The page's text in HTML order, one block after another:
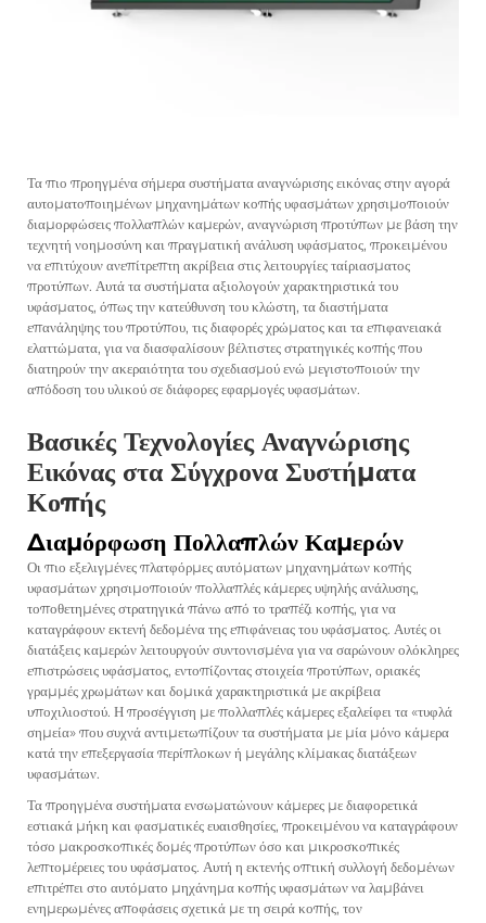
Τα πιο προηγμένα σήμερα συστήματα αναγνώρισης εικόνας στην αγορά
αυτοματοποιημένων μηχανημάτων κοπής υφασμάτων χρησιμοποιούν
διαμορφώσεις πολλαπλών καμερών, αναγνώριση προτύπων με βάση την
τεχνητή νοημοσύνη και πραγματική ανάλυση υφάσματος, προκειμένου
να επιτύχουν ανεπίτρεπτη ακρίβεια στις λειτουργίες ταίριασματος
προτύπων. Αυτά τα συστήματα αξιολογούν χαρακτηριστικά του
υφάσματος, όπως την κατεύθυνση του κλώστη, τα διαστήματα
επανάληψης του προτύπου, τις διαφορές χρώματος και τα επιφανειακά
ελαττώματα, για να διασφαλίσουν βέλτιστες στρατηγικές κοπής που
διατηρούν την ακεραιότητα του σχεδιασμού ενώ μεγιστοποιούν την
απόδοση του υλικού σε διάφορες εφαρμογές υφασμάτων.
Βασικές Τεχνολογίες Αναγνώρισης
Εικόνας στα Σύγχρονα Συστήματα
Κοπής
Διαμόρφωση Πολλαπλών Καμερών
Οι πιο εξελιγμένες πλατφόρμες αυτόματων μηχανημάτων κοπής
υφασμάτων χρησιμοποιούν πολλαπλές κάμερες υψηλής ανάλυσης,
τοποθετημένες στρατηγικά πάνω από το τραπέζι κοπής, για να
καταγράφουν εκτενή δεδομένα της επιφάνειας του υφάσματος. Αυτές οι
διατάξεις καμερών λειτουργούν συντονισμένα για να σαρώνουν ολόκληρες
επιστρώσεις υφάσματος, εντοπίζοντας στοιχεία προτύπων, οριακές
γραμμές χρωμάτων και δομικά χαρακτηριστικά με ακρίβεια
υποχιλιοστού. Η προσέγγιση με πολλαπλές κάμερες εξαλείφει τα «τυφλά
σημεία» που συχνά αντιμετωπίζουν τα συστήματα με μία μόνο κάμερα
κατά την επεξεργασία περίπλοκων ή μεγάλης κλίμακας διατάξεων
υφασμάτων.
Τα προηγμένα συστήματα ενσωματώνουν κάμερες με διαφορετικά
εστιακά μήκη και φασματικές ευαισθησίες, προκειμένου να καταγράφουν
τόσο μακροσκοπικές δομές προτύπων όσο και μικροσκοπικές
λεπτομέρειες του υφάσματος. Αυτή η εκτενής οπτική συλλογή δεδομένων
επιτρέπει στο αυτόματο μηχάνημα κοπής υφασμάτων να λαμβάνει
ενημερωμένες αποφάσεις σχετικά με τη σειρά κοπής, τον